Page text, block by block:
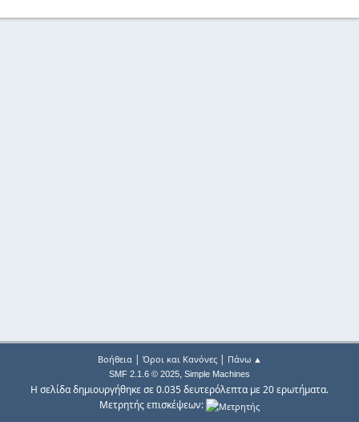
Βοήθεια| Όροι και Κανόνες| Πάνω ▲
SMF 2.1.6 © 2025, Simple Machines
Η σελίδα δημιουργήθηκε σε 0.035 δευτερόλεπτα με 20 ερωτήματα.
Μετρητής επισκέψεων: